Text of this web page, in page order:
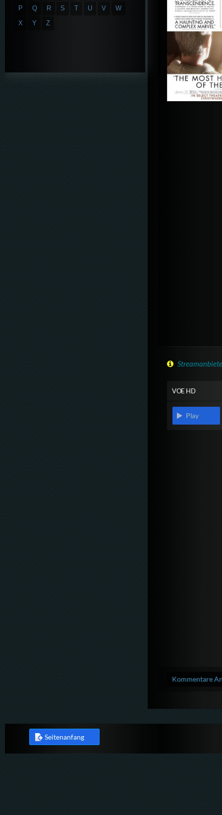
VOE HD
Play
Kommentare
P
Q R S T U V
W
X
Y Z
Seitenanfang